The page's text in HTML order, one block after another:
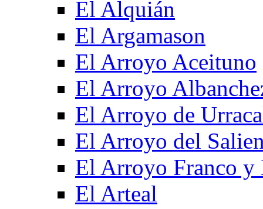
El Alquián
El Argamason
El Arroyo Aceituno
El Arroyo
El Arroyo de
El Arroyo del
El Arroyo Franco y
El Arteal